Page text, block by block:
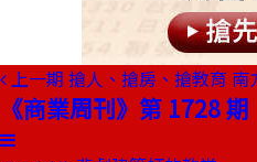
上一期 搶人、搶房、搶教育 南
《商業周刊》第 1728 期